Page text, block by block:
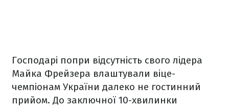
Господарі попри відсутність свого лідера
Майка Фрейзера влаштували віце-
чемпіонам України далеко не гостинний
прийом. До заключної 10-хвилинки